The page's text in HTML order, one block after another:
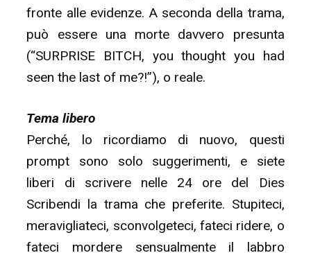
fronte alle evidenze. A seconda della trama,
può essere una morte davvero presunta
(“SURPRISE BITCH, you thought you had
seen the last of me?!”), o reale.
Tema libero
Perché, lo ricordiamo di nuovo, questi
prompt sono solo suggerimenti, e siete
liberi di scrivere nelle 24 ore del Dies
Scribendi la trama che preferite. Stupiteci,
meravigliateci, sconvolgeteci, fateci ridere, o
fateci mordere sensualmente il labbro